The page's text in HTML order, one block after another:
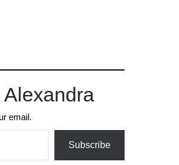
email.
Subscribe